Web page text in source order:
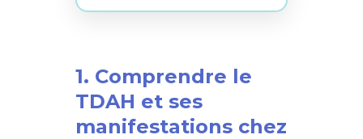
1. Comprendre le
TDAH et ses
manifestations chez